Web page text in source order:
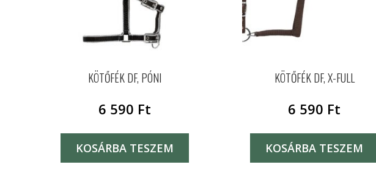
KÖTŐFÉK DF, PÓNI
6 590 Ft
KOSÁRBA TESZEM
KÖTŐFÉK DF, X-FULL
6 590 Ft
KOSÁRBA TESZEM